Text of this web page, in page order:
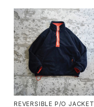
REVERSIBLE P/O JACKET